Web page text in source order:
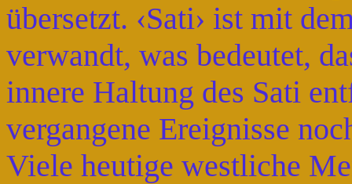
übersetzt. ‹Sati› ist mit
verwandt, was bedeutet,
innere Haltung des Sati
vergangene Ereignisse
Viele heutige westliche